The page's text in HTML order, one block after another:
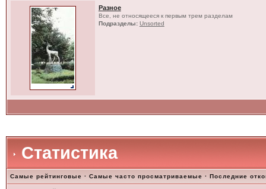
Разное
Все, не относящееся к первым трем разделам
Подразделы: Unsorted
Статистика
Самые рейтинговые · Самые часто просматриваемые · Последние